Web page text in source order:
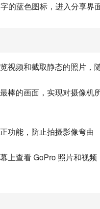
的蓝色图标，进入分享界
视频和截取静态的照片，
棒的画面，实现对摄像
功能，防止拍摄影像弯曲
上查看 GoPro 照片和视